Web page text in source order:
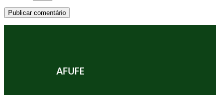
AFUFE